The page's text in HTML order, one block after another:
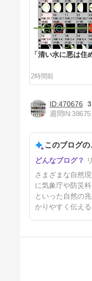
「清い水に悪は住
2時間前
過去に自分が産み
い」に注意
4日前
470676
週間IN:38675
このブログの
さまざまな自然
に気象庁や防災
といった自然の
かりやすく伝え